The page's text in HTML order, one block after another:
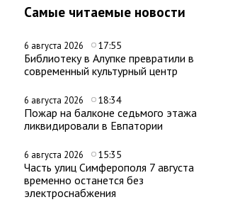
Самые читаемые новости
6 августа 2026 17:55
Библиотеку в Алупке превратили в
современный культурный центр
6 августа 2026 18:34
Пожар на балконе седьмого этажа
ликвидировали в Евпатории
6 августа 2026 15:35
Часть улиц Симферополя 7 августа
временно останется без
электроснабжения